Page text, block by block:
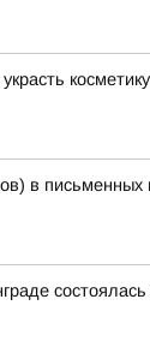
в письменных